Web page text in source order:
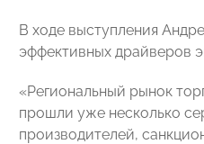
В ходе выступления
эффективных драйверов
«Региональный рынок
прошли уже несколько
производителей,